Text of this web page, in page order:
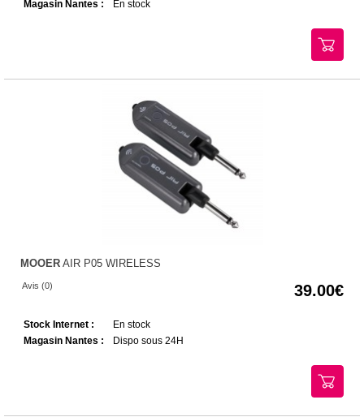
Magasin Nantes :
En stock
MOOER AIR P05 WIRELESS
Avis (0) 39.00
Stock Internet :
En stock
Magasin Nantes :
Dispo sous 24H